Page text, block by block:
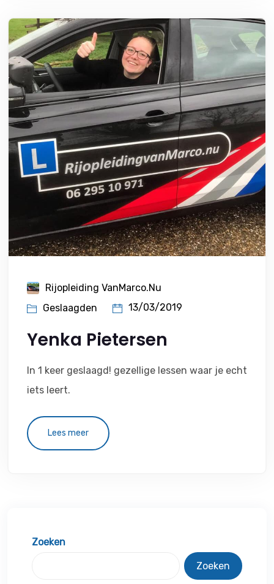
Rijopleiding VanMarco.nu
Geslaagden
13/03/2019
Yenka Pietersen
In 1 keer geslaagd! gezellige lessen waar je echt
iets leert.
Lees meer
Zoeken
Zoeken